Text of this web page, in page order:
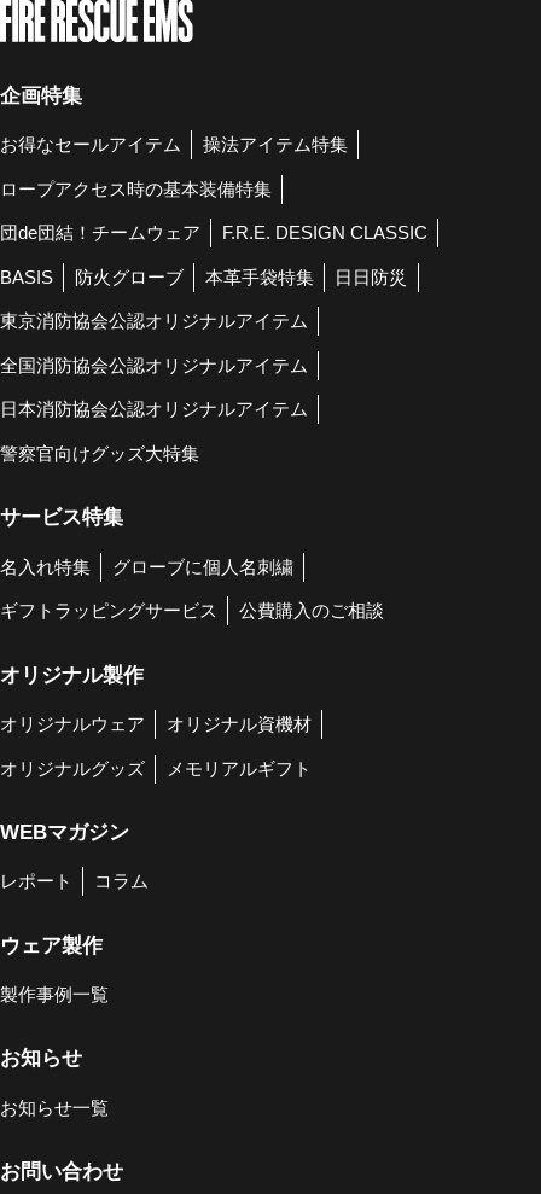
企画特集
お得なセールアイテム 操法アイテム特集
ロープアクセス時の基本装備特集
団de団結！チームウェア F.R.E. DESIGN CLASSIC
BASIS 防火グローブ 本革手袋特集 日日防災
東京消防協会公認オリジナルアイテム
全国消防協会公認オリジナルアイテム
日本消防協会公認オリジナルアイテム
警察官向けグッズ大特集
サービス特集
名入れ特集 グローブに個人名刺繍
ギフトラッピングサービス 公費購入のご相談
オリジナル製作
オリジナルウェア オリジナル資機材
オリジナルグッズ メモリアルギフト
WEBマガジン
レポート コラム
ウェア製作
製作事例一覧
お知らせ
お知らせ一覧
お問い合わせ